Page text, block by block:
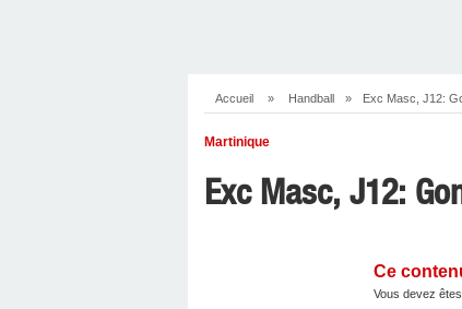
Accueil » Handball » Exc Masc, J12:
Martinique
Exc Masc, J12:
Ce
Vous devez